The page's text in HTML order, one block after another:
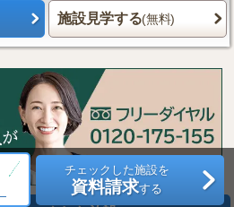
施設見学する(無料)
チェックした施設を
資料請求する